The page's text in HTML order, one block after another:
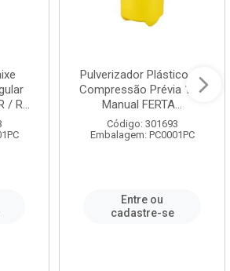
/ R...
Pulverizador Plástico de
Compressão Prévia 1,5L
Manual FERTA...
Código: 301693
Embalagem: PC0001PC
Entre ou
cadastre-se